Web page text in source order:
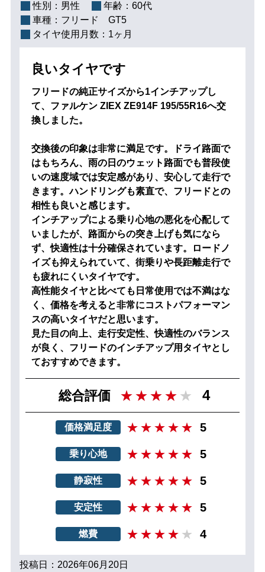
性別： 男性 年齢： 60代
車種： フリード GT5
タイヤ使用月数： 1ヶ月
良いタイヤです
フリードの純正サイズから1インチアップし
て、ファルケン ZIEX ZE914F 195/55R16へ交
換しました。
交換後の印象は非常に満足です。ドライ路面で
はもちろん、雨の日のウェット路面でも普段使
いの速度域では安定感があり、安心して走行で
きます。ハンドリングも素直で、フリードとの
相性も良いと感じます。
インチアップによる乗り心地の悪化を心配して
いましたが、路面からの突き上げも気になら
ず、快適性は十分確保されています。ロードノ
イズも抑えられていて、街乗りや長距離走行で
も疲れにくいタイヤです。
高性能タイヤと比べても日常使用では不満はな
く、価格を考えると非常にコストパフォーマン
スの高いタイヤだと思います。
見た目の向上、走行安定性、快適性のバランス
が良く、フリードのインチアップ用タイヤとし
ておすすめできます。
総合評価 4
価格満足度 5
乗り心地 5
静寂性 5
安定性 5
燃費 4
投稿日：2026年06月20日